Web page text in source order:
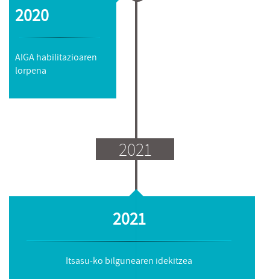
2020
AIGA habilitazioaren
lorpena
2021
2021
Itsasu-ko bilgunearen idekitzea